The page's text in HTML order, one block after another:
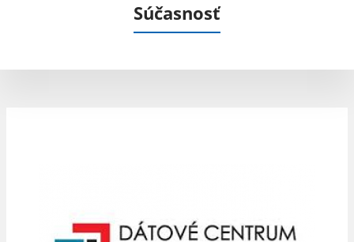
Súčasnosť